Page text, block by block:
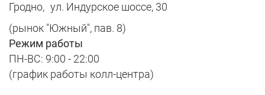
Гродно, ул. Индурское шоссе, 30
(рынок "Южный", пав. 8)
Режим работы
ПН-ВС: 9:00 - 22:00
(график работы колл-центра)